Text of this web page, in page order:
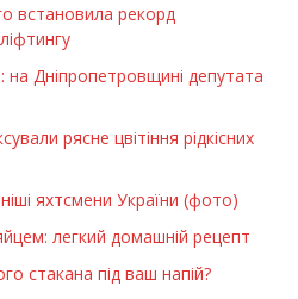
встановила рекорд
Дніпропетровщині депутата
рясне цвітіння рідкісних
яхтсмени України (фото)
легкий домашній рецепт
стакана під ваш напій?